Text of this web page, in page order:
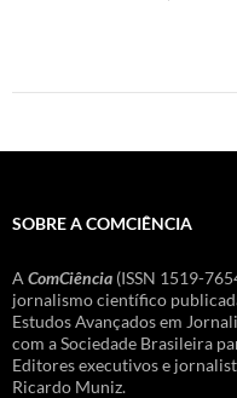
SOBRE A COMCIÊNCIA
A ComCiência (ISSN 1519-
jornalismo científico
Estudos Avançados em
com a Sociedade Brasileira
Editores executivos e
Ricardo Muniz.